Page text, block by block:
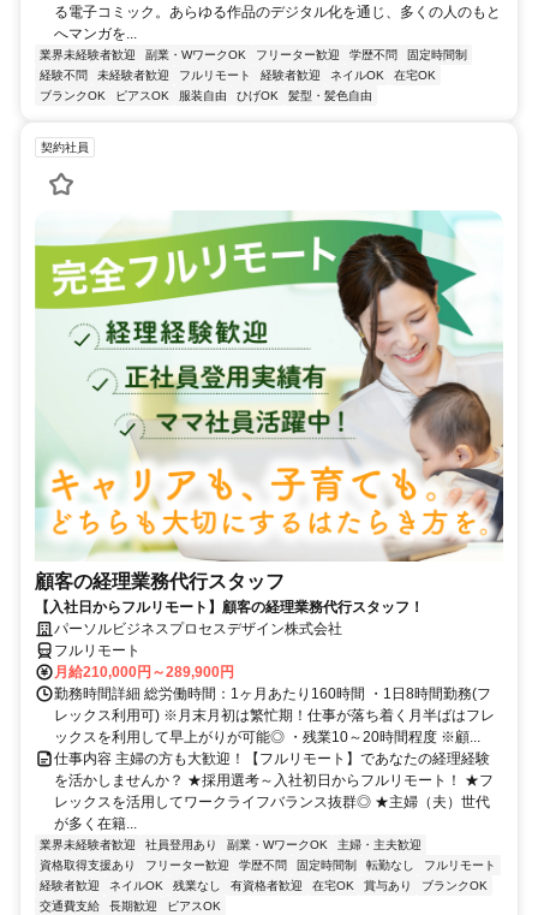
る電子コミック。あらゆる作品のデジタル化を通じ、多くの人のもと
へマンガを...
業界未経験者歓迎 副業・WワークOK フリーター歓迎 学歴不問
固定時間制
経験不問
未経験者歓迎 フルリモート 経験者歓迎 ネイルOK
在宅OK
ブランクOK
ピアスOK 服装自由 ひげOK 髪型・髪色自由
契約社員
顧客の経理業務代行スタッフ
【入社日からフルリモート】顧客の経理業務代行スタッフ！
パーソルビジネスプロセスデザイン株式会社
フルリモート
月給210,000円～289,900円
勤務時間詳細 総労働時間：1ヶ月あたり160時間 ・1日8時間勤務(フ
レックス利用可) ※月末月初は繁忙期！仕事が落ち着く月半ばはフレ
ックスを利用して早上がりが可能◎ ・残業10～20時間程度 ※顧...
仕事内容 主婦の方も大歓迎！【フルリモート】であなたの経理経験
を活かしませんか？ ★採用選考～入社初日からフルリモート！ ★フ
レックスを活用してワークライフバランス抜群◎ ★主婦（夫）世代
が多く在籍...
業界未経験者歓迎 社員登用あり 副業・WワークOK
主婦・主夫歓迎
資格取得支援あり
フリーター歓迎 学歴不問 固定時間制 転勤なし
フルリモート
経験者歓迎
ネイルOK 残業なし 有資格者歓迎 在宅OK 賞与あり
ブランクOK
交通費支給
長期歓迎 ピアスOK